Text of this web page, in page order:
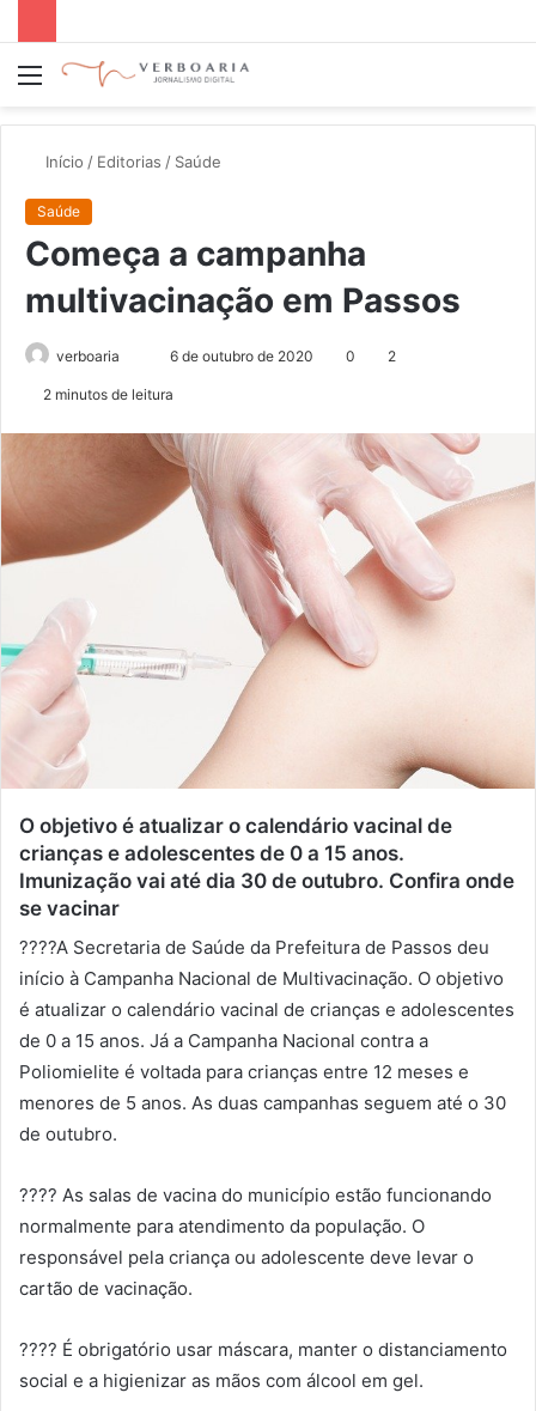
Menu
Início / Editorias / Saúde
Saúde
Começa a campanha
multivacinação em Passos
verboaria
m
a
i
6 de outubro de 2020 0 2
2 minutos de leitura
O objetivo é atualizar o calendário vacinal de
crianças e adolescentes de 0 a 15 anos.
Imunização vai até dia 30 de outubro. Confira onde
se vacinar
????A Secretaria de Saúde da Prefeitura de Passos deu
início à Campanha Nacional de Multivacinação. O objetivo
é atualizar o calendário vacinal de crianças e adolescentes
de 0 a 15 anos. Já a Campanha Nacional contra a
Poliomielite é voltada para crianças entre 12 meses e
menores de 5 anos. As duas campanhas seguem até o 30
de outubro.
???? As salas de vacina do município estão funcionando
normalmente para atendimento da população. O
responsável pela criança ou adolescente deve levar o
cartão de vacinação.
???? É obrigatório usar máscara, manter o distanciamento
social e a higienizar as mãos com álcool em gel.